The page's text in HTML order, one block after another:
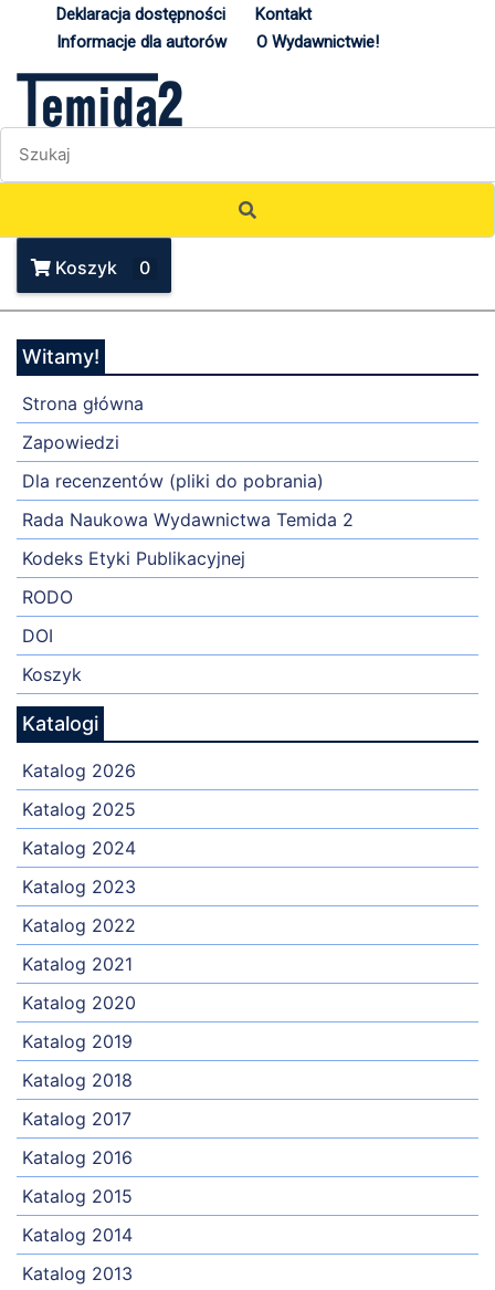
Deklaracja dostępności
Kontakt
Informacje dla autorów
O Wydawnictwie!
Koszyk 0
Witamy!
Strona główna
Zapowiedzi
Dla recenzentów (pliki do pobrania)
Rada Naukowa Wydawnictwa Temida 2
Kodeks Etyki Publikacyjnej
RODO
DOI
Koszyk
Katalogi
Katalog 2026
Katalog 2025
Katalog 2024
Katalog 2023
Katalog 2022
Katalog 2021
Katalog 2020
Katalog 2019
Katalog 2018
Katalog 2017
Katalog 2016
Katalog 2015
Katalog 2014
Katalog 2013